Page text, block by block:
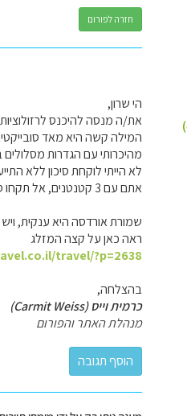
חזרה לפורום
הי שרון,
את/ה מנסה להיכנס
המילה קשה היא מאד
מהיכרותי עם הגדרות
לא הייתי לוקחת סיכון ללא
אתם עם 3 קטנטנים, אל תקחו סיכונים.
שמורת אורדסה היא ענקית,
ראה כאן על קצה המזלג
travel/?p=2638
בהצלחה,
כרמית וייס (Carmit Weiss)
מנהלת האתר והפורום